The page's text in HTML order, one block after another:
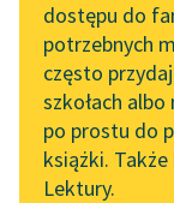
literatury
Spotkanie z
Tunkiel w Oslo
102. lata temu
Joseph Conrad
dostępu do
potrzebnych
często
szkołach
po prostu do
książki.
Lektury.